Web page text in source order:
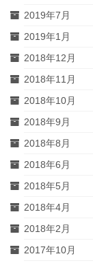
2019年7月
2019年1月
2018年12月
2018年11月
2018年10月
2018年9月
2018年8月
2018年6月
2018年5月
2018年4月
2018年2月
2017年10月